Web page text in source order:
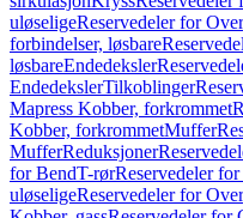
uløseligeReservedeler for
forbindelser, løsbare
løsbareEndedeksler
EndedekslerTilkoblinger
Mapress Kobber, forkrommet
Kobber, forkrommetMuffer
MufferReduksjoner
for BendT-rørReservedeler
uløseligeReservedeler for